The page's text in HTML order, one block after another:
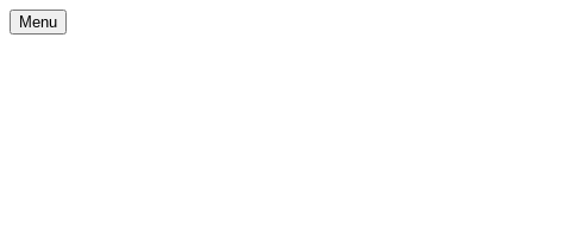
Menu